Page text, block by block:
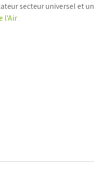
secteur universel et
l'Air